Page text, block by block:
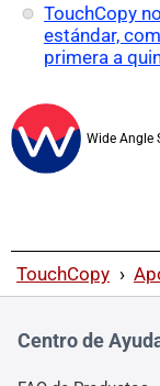
TouchCopy
estándar,
primera a
Wide Angle
TouchCopy ›
Centro de